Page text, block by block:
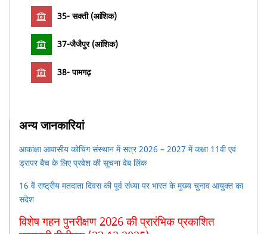
35- सक्ती (आंशिक)
37-जैजैपुर (आंशिक)
38- पामगढ़
अन्य जानकारियां
आकांक्षा आवासीय कोचिंग संस्थान में सत्र 2026 – 2027 में कक्षा 11वी एवं
ड्रापर बैच के लिए प्रवेश की सूचना वेब लिंक
16 वें राष्ट्रीय मतदाता दिवस की पूर्व संध्या पर भारत के मुख्य चुनाव आयुक्त का
संदेश
विशेष गहन पुनरीक्षण 2026 की प्रारंभिक प्रकाशित